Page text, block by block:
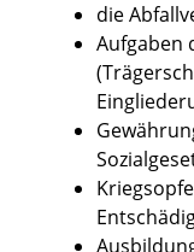
die
Aufgaben